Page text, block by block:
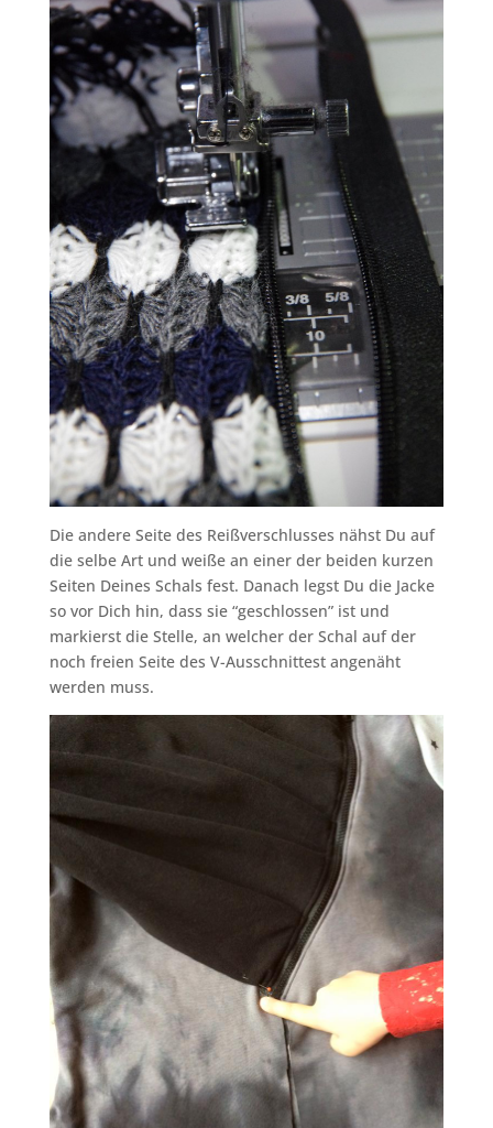
Die andere Seite des Reißverschlusses nähst Du auf
die selbe Art und weiße an einer der beiden kurzen
Seiten Deines Schals fest. Danach legst Du die Jacke
so vor Dich hin, dass sie “geschlossen” ist und
markierst die Stelle, an welcher der Schal auf der
noch freien Seite des V-Ausschnittest angenäht
werden muss.